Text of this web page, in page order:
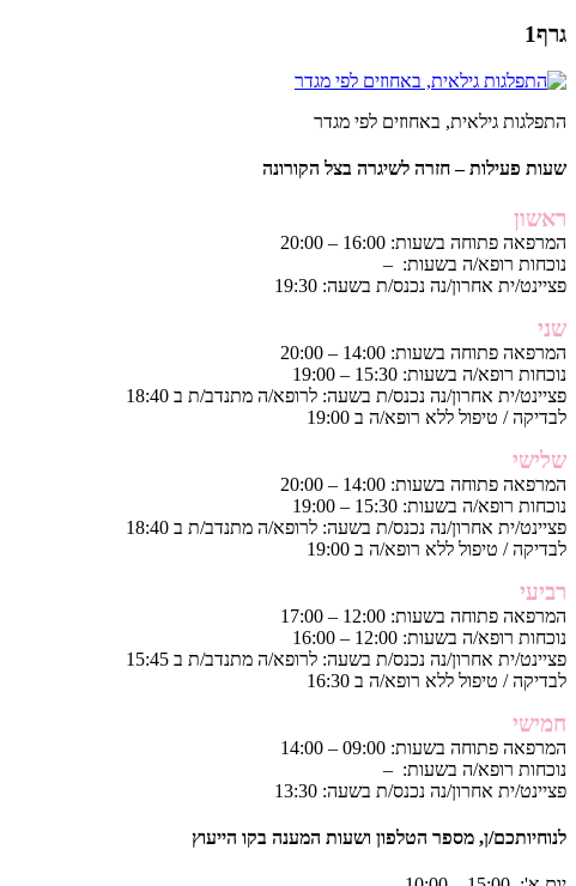
גרף1
התפלגות גילאית, באחוזים לפי מגדר
שעות פעילות – חזרה לשיגרה בצל הקורונה
ראשון
המרפאה פתוחה בשעות: 16:00 – 20:00
נוכחות רופא/ה בשעות: –
פציינט/ית אחרון/נה נכנס/ת בשעה: 19:30
שני
המרפאה פתוחה בשעות: 14:00 – 20:00
נוכחות רופא/ה בשעות: 15:30 – 19:00
פציינט/ית אחרון/נה נכנס/ת בשעה: לרופא/ה מתנדב/ת ב 18:40
לבדיקה / טיפול ללא רופא/ה ב 19:00
שלישי
המרפאה פתוחה בשעות: 14:00 – 20:00
נוכחות רופא/ה בשעות: 15:30 – 19:00
פציינט/ית אחרון/נה נכנס/ת בשעה: לרופא/ה מתנדב/ת ב 18:40
לבדיקה / טיפול ללא רופא/ה ב 19:00
רביעי
המרפאה פתוחה בשעות: 12:00 – 17:00
נוכחות רופא/ה בשעות: 12:00 – 16:00
פציינט/ית אחרון/נה נכנס/ת בשעה: לרופא/ה מתנדב/ת ב 15:45
לבדיקה / טיפול ללא רופא/ה ב 16:30
חמישי
המרפאה פתוחה בשעות: 09:00 – 14:00
נוכחות רופא/ה בשעות: –
פציינט/ית אחרון/נה נכנס/ת בשעה: 13:30
לנוחיותכם/ן, מספר הטלפון ושעות המענה בקו הייעוץ